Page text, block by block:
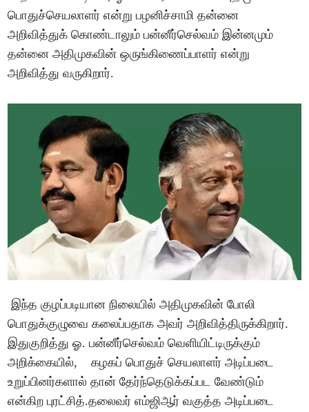
பொதுச்செயலாளர் என்று பழனிச்சாமி தன்னை
அறிவித்துக் கொண்டாலும் பன்னீர்செல்வம் இன்னமும்
தன்னை அதிமுகவின் ஒருங்கிணைப்பாளர் என்று
அறிவித்து வருகிறார்.
இந்த குழப்படியான நிலையில் அதிமுகவின் போலி
பொதுக்குழுவை கலைப்பதாக அவர் அறிவித்திருக்கிறார்.
இதுகுறித்து ஓ. பன்னீர்செல்வம் வெளியிட்டிருக்கும்
அறிக்கையில், கழகப் பொதுச் செயலாளர் அடிப்படை
உறுப்பினர்களால் தான் தேர்ந்தெடுக்கப்பட வேண்டும்
என்கிற புரட்சித்.தலைவர் எம்ஜிஆர் வகுத்த அடிப்படை